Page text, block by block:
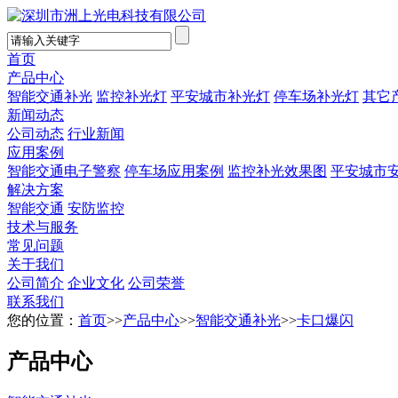
首页
产品中心
智能交通补光 监控补光灯 平安城市补光灯 停车场补光灯 其它
新闻动态
公司动态 行业新闻
应用案例
智能交通电子警察 停车场应用案例 监控补光效果图 平安城市
解决方案
智能交通 安防监控
技术与服务
常见问题
关于我们
公司简介 企业文化 公司荣誉
联系我们
您的位置： 首页>>产品中心>>智能交通补光>>卡口爆闪
产品中心